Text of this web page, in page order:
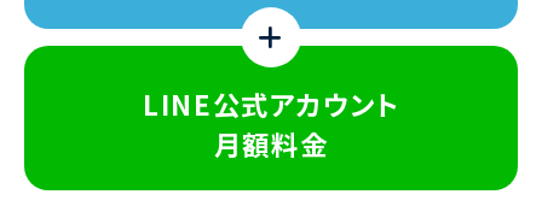
LINE公式アカウント
月額料金